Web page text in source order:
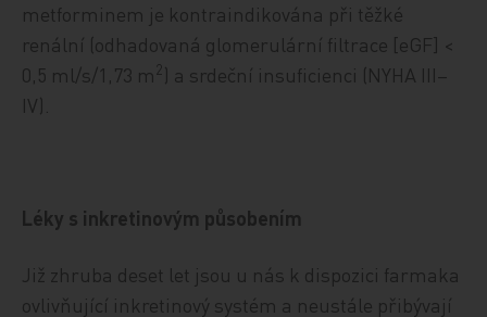
metforminem je kontraindikována při těžké
renální (odhadovaná glomerulární filtrace [eGF] <
0,5 ml/s/1,73 m 2) a srdeční insuficienci (NYHA III–
IV).
Léky s inkretinovým působením
Již zhruba deset let jsou u nás k dispozici farmaka
ovlivňující inkretinový systém a neustále přibývají